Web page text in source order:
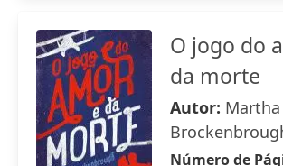
O jogo do
da morte
Autor: Martha
Número de